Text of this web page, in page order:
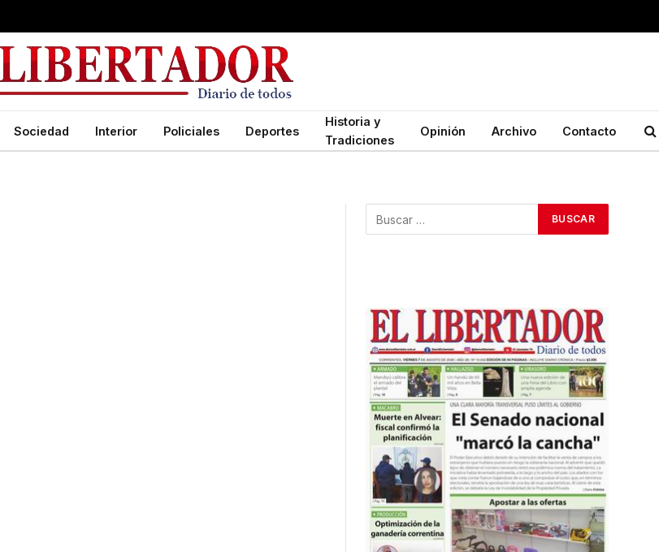
Sociedad Interior Policiales Deportes
Historia y
Tradiciones
Opinión Archivo Contacto